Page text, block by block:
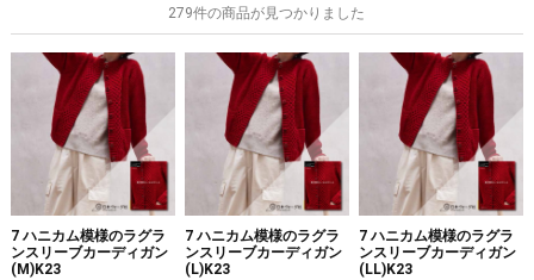
279件の商品が見つかりました
7 ハニカム模様のラグラ
ンスリーブカーディガン
(M)K23
7 ハニカム模様のラグラ
ンスリーブカーディガン
(L)K23
7 ハニカム模様のラグラ
ンスリーブカーディガン
(LL)K23